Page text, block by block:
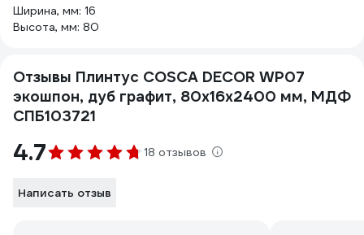
Ширина, мм: 16
Высота, мм: 80
Отзывы Плинтус COSCA DECOR WP07
экошпон, дуб графит, 80x16x2400 мм, МДФ
СПБ103721
4.7 18 отзывов
Написать отзыв